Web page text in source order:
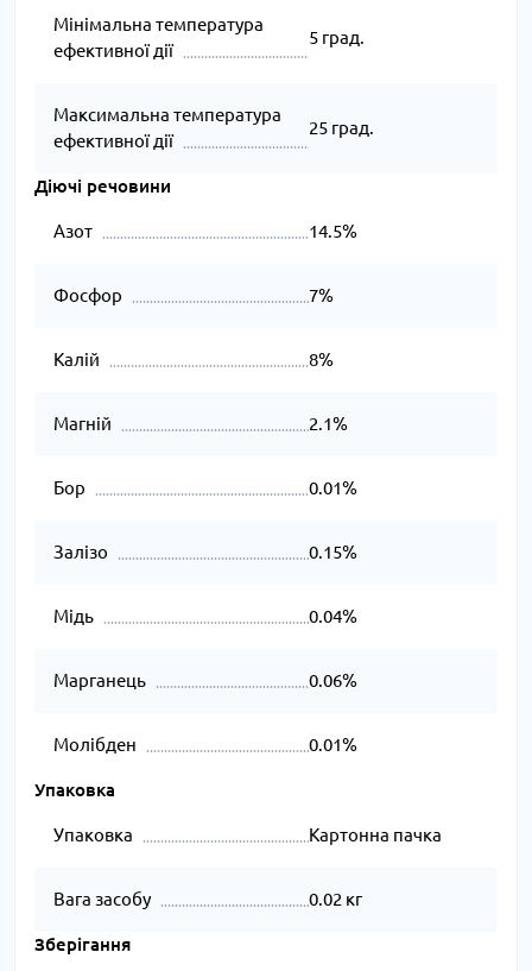
Мінімальна температура
ефективної дії
5 град.
Максимальна температура
ефективної дії
25 град.
Діючі речовини
Азот 14.5%
Фосфор 7%
Калій 8%
Магній 2.1%
Бор 0.01%
Залізо 0.15%
Мідь 0.04%
Марганець 0.06%
Молібден 0.01%
Упаковка
Упаковка Картонна пачка
Вага засобу 0.02 кг
Зберігання